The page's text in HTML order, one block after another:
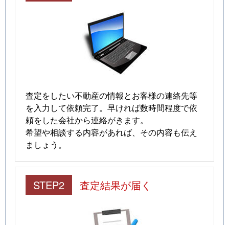
査定をしたい不動産の情報とお客様の連絡先等
を入力して依頼完了。早ければ数時間程度で依
頼をした会社から連絡がきます。
希望や相談する内容があれば、その内容も伝え
ましょう。
STEP2 査定結果が届く